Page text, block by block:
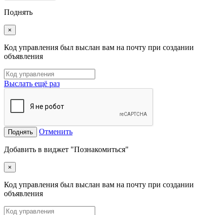
Поднять
×
Код управления был выслан вам на почту при создании
объявления
Выслать ещё раз
Поднять Отменить
Добавить в виджет "Познакомиться"
×
Код управления был выслан вам на почту при создании
объявления